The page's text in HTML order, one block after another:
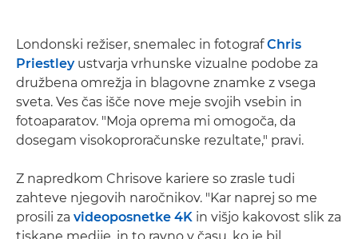
Londonski režiser, snemalec in fotografChris
Priestleyustvarja vrhunske vizualne podobe za
družbena omrežja in blagovne znamke z vsega
sveta. Ves čas išče nove meje svojih vsebin in
fotoaparatov. "Moja oprema mi omogoča, da
dosegam visokoproračunske rezultate," pravi.
Z napredkom Chrisove kariere so zrasle tudi
zahteve njegovih naročnikov. "Kar naprej so me
prosili za videoposnetke 4K in višjo kakovost slik za
tiskane medije, in to ravno v času, ko je bil